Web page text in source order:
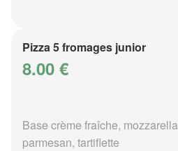
Pizza 5 fromages junior
8.00 €
Base crème fraîche,
parmesan, tartiflette